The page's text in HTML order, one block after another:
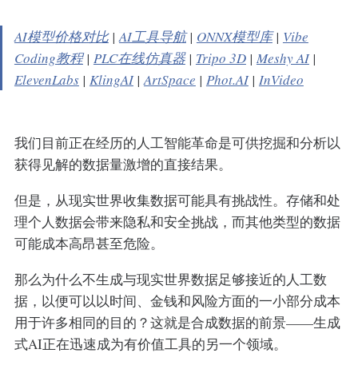
AI模型价格对比| AI工具导航| ONNX模型库| Vibe
Coding教程| PLC在线仿真器| Tripo 3D| Meshy AI|
ElevenLabs| KlingAI| ArtSpace | Phot.AI| InVideo
我们目前正在经历的人工智能革命是可供挖掘和分析以
获得见解的数据量激增的直接结果。
但是，从现实世界收集数据可能具有挑战性。存储和处
理个人数据会带来隐私和安全挑战，而其他类型的数据
可能成本高昂甚至危险。
那么为什么不生成与现实世界数据足够接近的人工数
据，以便可以以时间、金钱和风险方面的一小部分成本
用于许多相同的目的？这就是合成数据的前景——生成
式AI正在迅速成为有价值工具的另一个领域。